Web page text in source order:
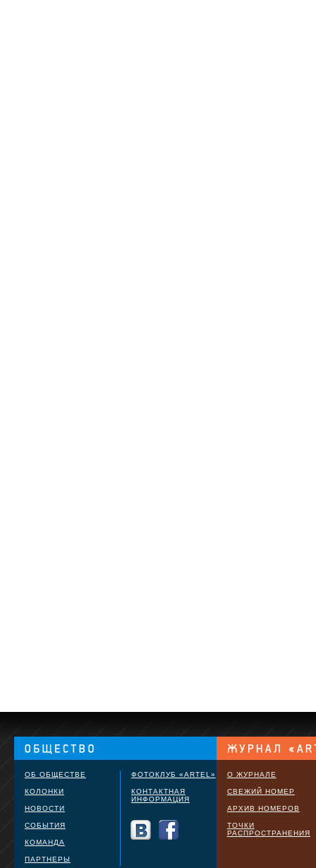
ОБ ОБЩЕСТВЕ
КОЛОНКИ
НОВОСТИ
СОБЫТИЯ
КОМАНДА
ПАРТНЕРЫ
ФОТОКЛУБ «ARTEL»
КОНТАКТНАЯ
ИНФОРМАЦИЯ
О ЖУРНАЛЕ
СВЕЖИЙ НОМЕР
АРХИВ НОМЕРОВ
ТОЧКИ
РАСПРОСТРАНЕНИЯ